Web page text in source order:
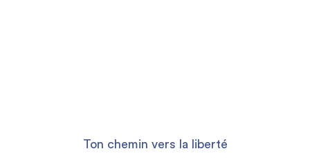
Ton chemin vers la liberté